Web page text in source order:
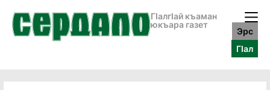
ГӀалгӀай къаман
юкъара газет
Эрс
ГӀал